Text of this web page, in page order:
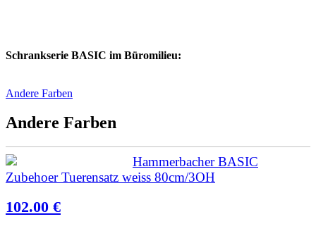
Schrankserie BASIC im Büromilieu:
Andere Farben
Andere Farben
Hammerbacher BASIC
Zubehoer Tuerensatz weiss 80cm/3OH
102.00 €